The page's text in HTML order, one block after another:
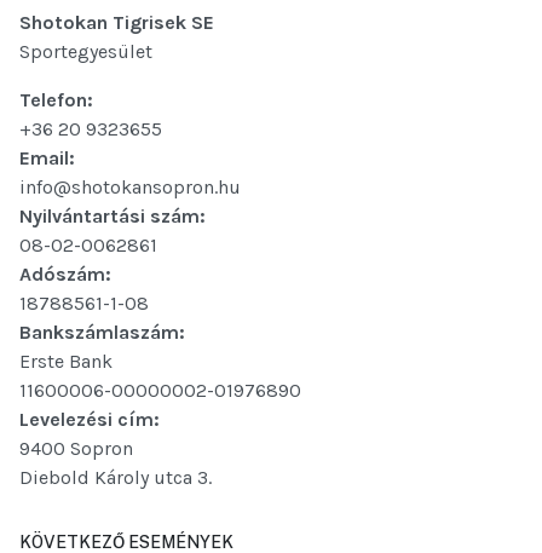
Shotokan Tigrisek SE
Sportegyesület
Telefon:
+36 20 9323655
Email:
info@shotokansopron.hu
Nyilvántartási szám:
08-02-0062861
Adószám:
18788561-1-08
Bankszámlaszám:
Erste Bank
11600006-00000002-01976890
Levelezési cím:
9400 Sopron
Diebold Károly utca 3.
KÖVETKEZŐ ESEMÉNYEK